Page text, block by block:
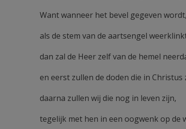
Want wanneer het bevel gegeven wordt,
als de stem van de aartsengel
dan zal de Heer zelf van de hemel
en eerst zullen de doden die in Christus
daarna zullen wij die nog in leven zijn,
tegelijk met hen in een oogwenk op de